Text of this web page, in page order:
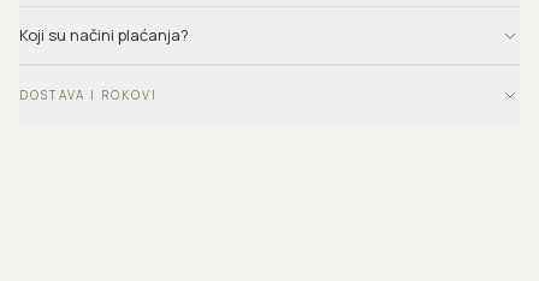
Koji su načini plaćanja?
DOSTAVA I ROKOVI